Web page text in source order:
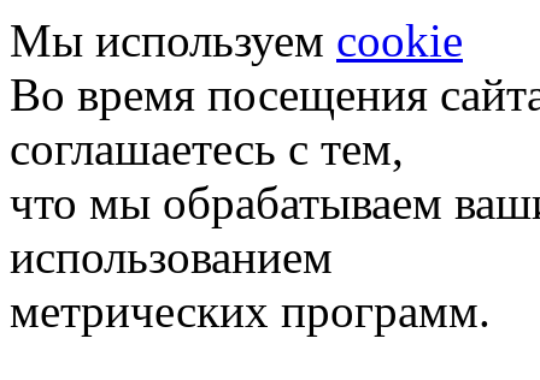
Мы используем cookie
Во время посещения
соглашаетесь с тем,
что мы обрабатываем
использованием
метрических программ.